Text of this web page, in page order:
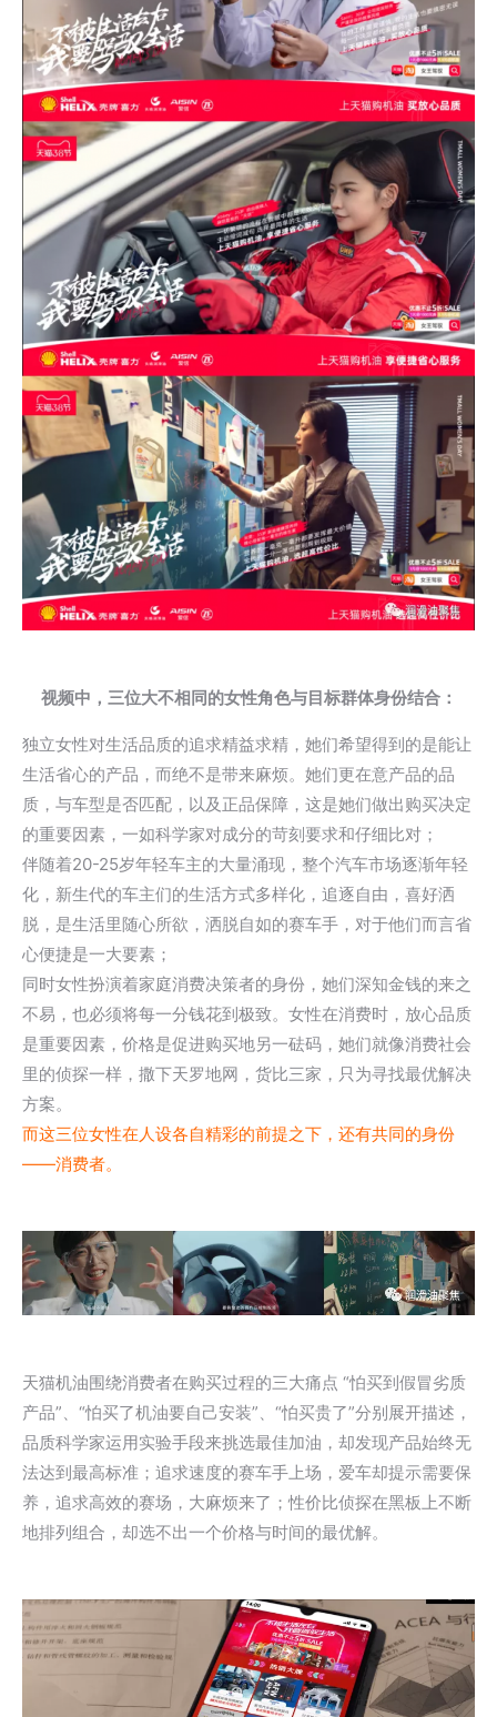
视频中，三位大不相同的女性角色与目标群体身份结合：
独立女性对生活品质的追求精益求精，她们希望得到的是能让
生活省心的产品，而绝不是带来麻烦。她们更在意产品的品
质，与车型是否匹配，以及正品保障，这是她们做出购买决定
的重要因素，一如科学家对成分的苛刻要求和仔细比对；
伴随着20-25岁年轻车主的大量涌现，整个汽车市场逐渐年轻
化，新生代的车主们的生活方式多样化，追逐自由，喜好洒
脱，是生活里随心所欲，洒脱自如的赛车手，对于他们而言省
心便捷是一大要素；
同时女性扮演着家庭消费决策者的身份，她们深知金钱的来之
不易，也必须将每一分钱花到极致。女性在消费时，放心品质
是重要因素，价格是促进购买地另一砝码，她们就像消费社会
里的侦探一样，撒下天罗地网，货比三家，只为寻找最优解决
方案。
而这三位女性在人设各自精彩的前提之下，还有共同的身份
——消费者。
天猫机油围绕消费者在购买过程的三大痛点 “怕买到假冒劣质
产品”、“怕买了机油要自己安装”、“怕买贵了”分别展开描述，
品质科学家运用实验手段来挑选最佳加油，却发现产品始终无
法达到最高标准；追求速度的赛车手上场，爱车却提示需要保
养，追求高效的赛场，大麻烦来了；性价比侦探在黑板上不断
地排列组合，却选不出一个价格与时间的最优解。